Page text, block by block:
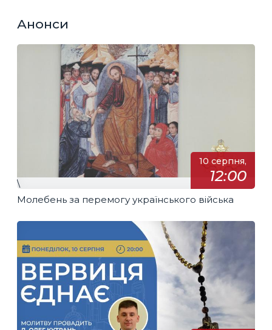
Анонси
10 серпня,
12:00
\
Молебень за перемогу українського війська